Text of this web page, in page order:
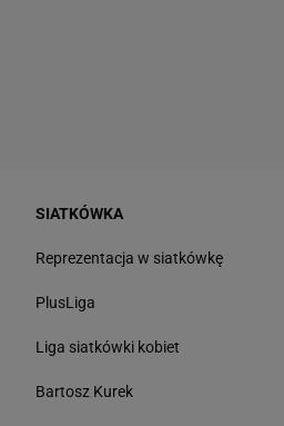
SIATKÓWKA
Reprezentacja w siatkówkę
PlusLiga
Liga siatkówki kobiet
Bartosz Kurek